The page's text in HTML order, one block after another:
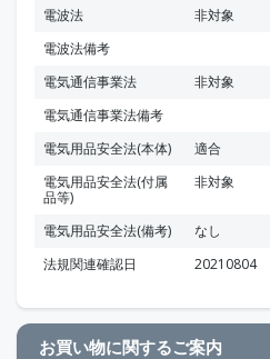
電波法
非対象
電波法備考
電気通信事業法
非対象
電気通信事業法備考
電気用品安全法(本体)
適合
電気用品安全法(付属
品等)
非対象
電気用品安全法(備考)
なし
法規関連確認日
20210804
お買い物に関するご案内